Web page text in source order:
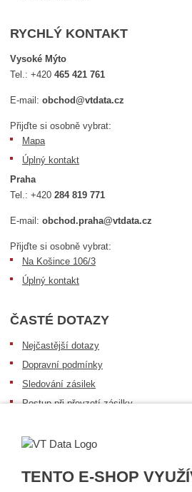
TENTO E-SHOP
RYCHLÝ KONTAKT
Vysoké Mýto
Tel.:+420465 421 761
E-mail:obchod@vtdata.cz
Přijďte si osobně vybrat:
Mapa
Úplný kontakt
Praha
Tel.:+420284 819 771
E-mail:obchod.praha@vtdata.cz
Přijďte si osobně vybrat:
Na Košince 106/3
Úplný kontakt
ČASTÉ DOTAZY
Nejčastější dotazy
Dopravní podmínky
Sledování zásilek
Postup při převzetí zásilky
Obecné informace